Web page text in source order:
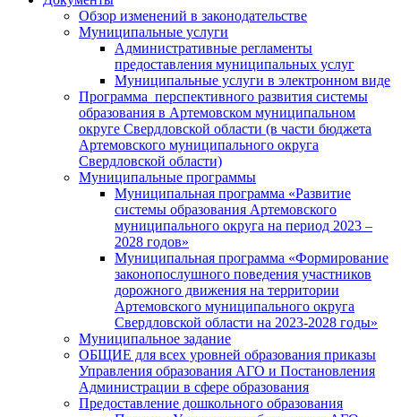
Обзор изменений в законодательстве
Муниципальные услуги
Административные регламенты
предоставления муниципальных услуг
Муниципальные услуги в электронном виде
Программа перспективного развития системы
образования в Артемовском муниципальном
округе Свердловской области (в части бюджета
Артемовского муниципального округа
Свердловской области)
Муниципальные программы
Муниципальная программа «Развитие
системы образования Артемовского
муниципального округа на период 2023 –
2028 годов»
Муниципальная программа «Формирование
законопослушного поведения участников
дорожного движения на территории
Артемовского муниципального округа
Свердловской области на 2023-2028 годы»
Муниципальное задание
ОБЩИЕ для всех уровней образования приказы
Управления образования АГО и Постановления
Администрации в сфере образования
Предоставление дошкольного образования